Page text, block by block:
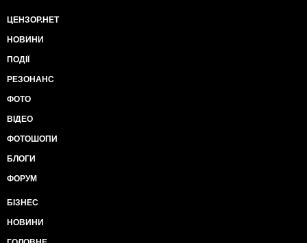
ЦЕНЗОР.НЕТ
НОВИНИ
ПОДІЇ
РЕЗОНАНС
ФОТО
ВІДЕО
ФОТОШОПИ
БЛОГИ
ФОРУМ
БІЗНЕС
НОВИНИ